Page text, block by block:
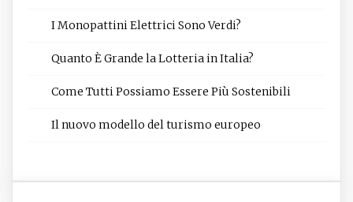
I Monopattini Elettrici Sono Verdi?
Quanto È Grande la Lotteria in Italia?
Come Tutti Possiamo Essere Più Sostenibili
Il nuovo modello del turismo europeo